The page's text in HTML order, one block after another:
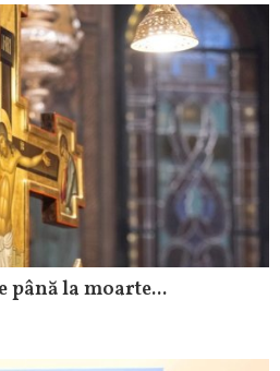
până la moarte...